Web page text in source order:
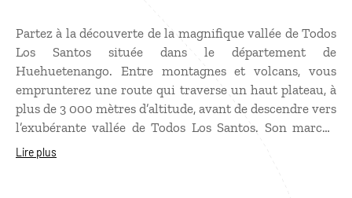
Partez à la découverte de la magnifique vallée de Todos
Los Santos située dans le département de
Huehuetenango. Entre montagnes et volcans, vous
emprunterez une route qui traverse un haut plateau, à
plus de 3 000 mètres d’altitude, avant de descendre vers
l’exubérante vallée de Todos Los Santos. Son marché
coloré qui se déroule le samedi est sans doute l’un des
Lire plus